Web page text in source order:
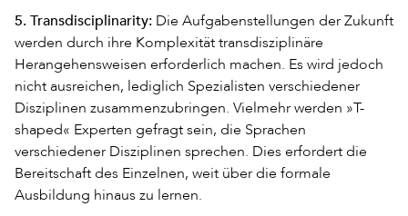
5. Transdisciplinarity: Die Aufgabenstellungen der Zukunft
werden durch ihre Komplexität transdisziplinäre
Herangehensweisen erforderlich machen. Es wird jedoch
nicht ausreichen, lediglich Spezialisten verschiedener
Disziplinen zusammenzubringen. Vielmehr werden »T-
shaped« Experten gefragt sein, die Sprachen
verschiedener Disziplinen sprechen. Dies erfordert die
Bereitschaft des Einzelnen, weit über die formale
Ausbildung hinaus zu lernen.